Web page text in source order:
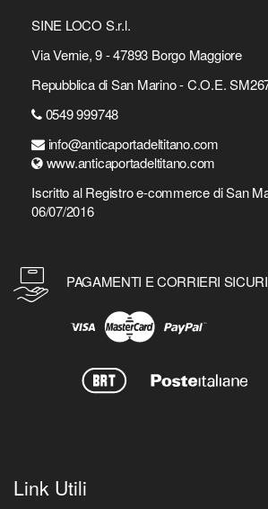
SINE LOCO S.r.l.
Via Vernie, 9 - 47893 Borgo Maggiore
Repubblica di San Marino - C.O.E.
0549 999748
info@anticaportadeltitano.com
www.anticaportadeltitano.com
Iscritto al Registro e-commerce di San
06/07/2016
PAGAMENTI E CORRIERI SICURI
Link Utili